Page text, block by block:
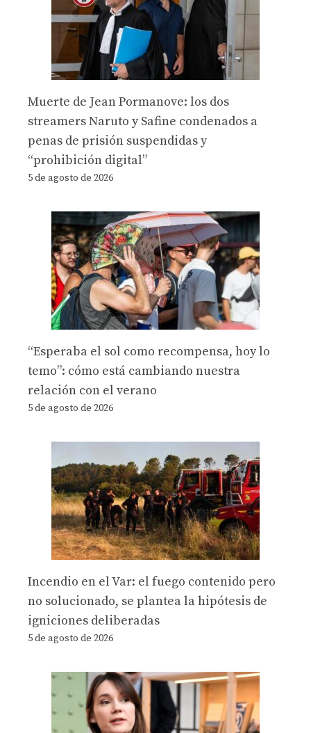
Muerte de Jean Pormanove: los dos
streamers Naruto y Safine condenados a
penas de prisión suspendidas y
“prohibición digital”
5 de agosto de 2026
“Esperaba el sol como recompensa, hoy lo
temo”: cómo está cambiando nuestra
relación con el verano
5 de agosto de 2026
Incendio en el Var: el fuego contenido pero
no solucionado, se plantea la hipótesis de
igniciones deliberadas
5 de agosto de 2026